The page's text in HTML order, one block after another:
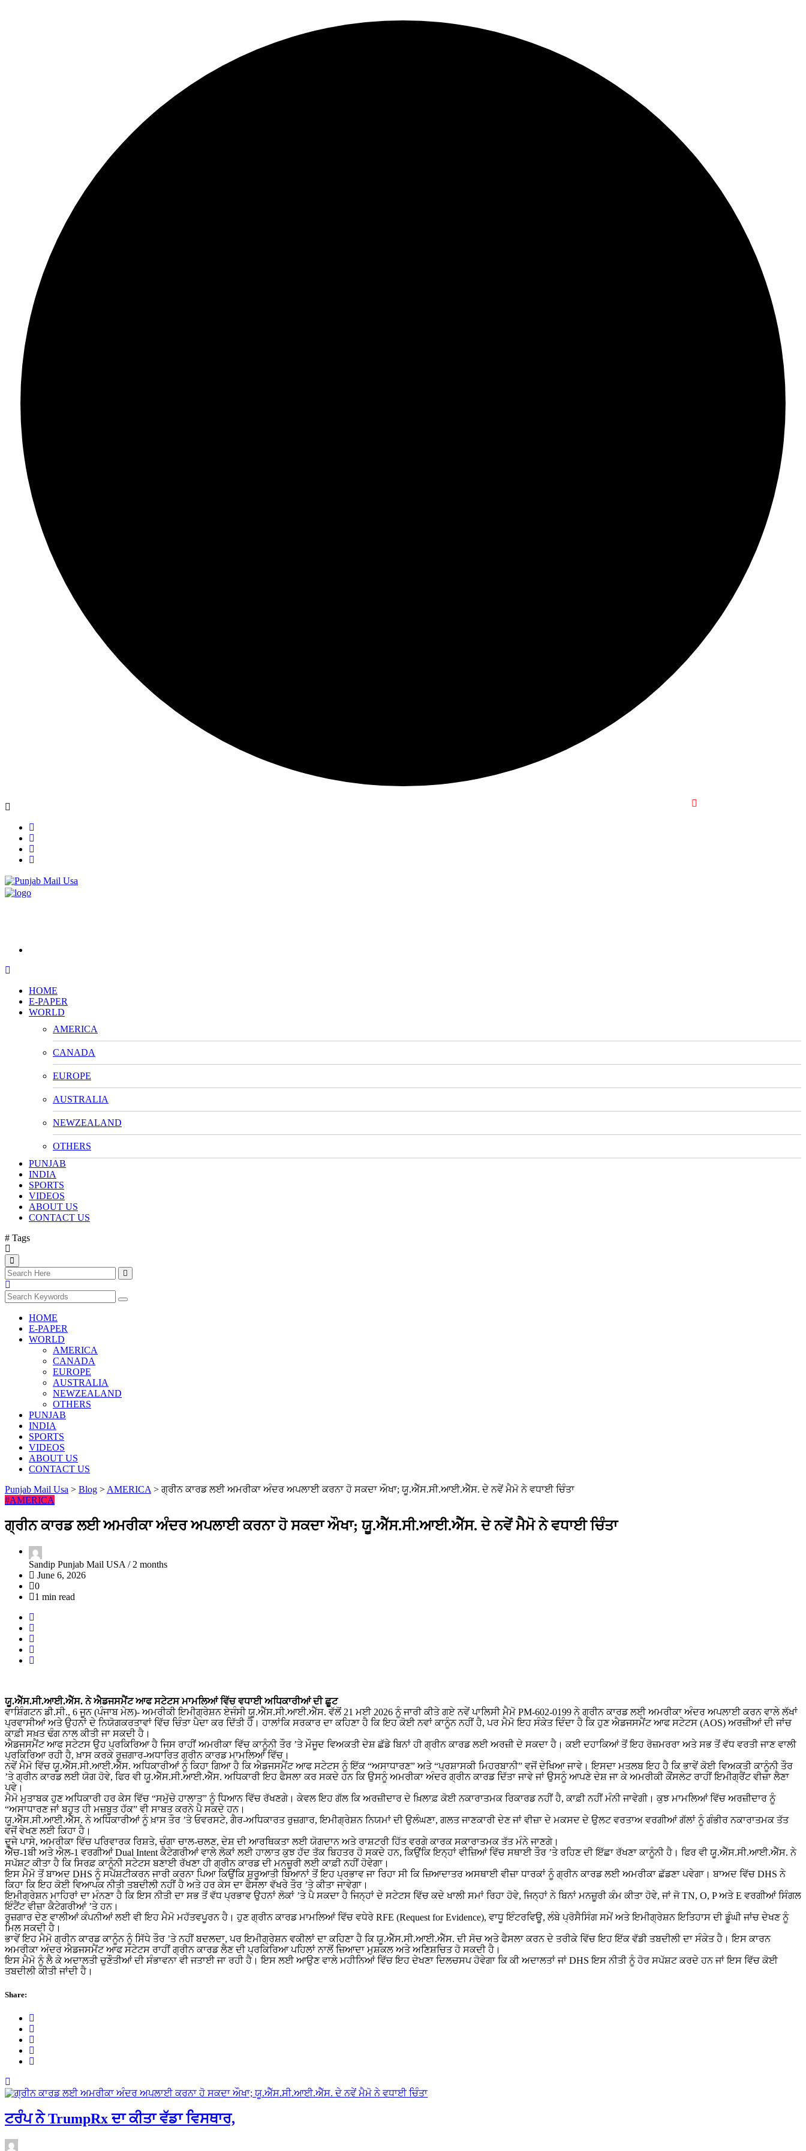
HOME
E-PAPER
WORLD
AMERICA
CANADA
EUROPE
AUSTRALIA
NEWZEALAND
OTHERS
PUNJAB
INDIA
SPORTS
VIDEOS
ABOUT US
CONTACT US
# Tags
HOME
E-PAPER
WORLD
AMERICA
CANADA
EUROPE
AUSTRALIA
NEWZEALAND
OTHERS
PUNJAB
INDIA
SPORTS
VIDEOS
ABOUT US
CONTACT US
Punjab Mail Usa > Blog > AMERICA > ਗ੍ਰੀਨ ਕਾਰਡ ਲਈ ਅਮਰੀਕਾ ਅੰਦਰ ਅਪਲਾਈ ਕਰਨਾ ਹੋ ਸਕਦਾ ਔਖਾ; ਯੂ.ਐੱਸ.ਸੀ.ਆਈ.ਐੱਸ. ਦੇ ਨਵੇਂ ਮੈਮੋ ਨੇ ਵਧਾਈ ਚਿੰਤਾ
#AMERICA
ਗ੍ਰੀਨ ਕਾਰਡ ਲਈ ਅਮਰੀਕਾ ਅੰਦਰ ਅਪਲਾਈ ਕਰਨਾ ਹੋ ਸਕਦਾ ਔਖਾ; ਯੂ.ਐੱਸ.ਸੀ.ਆਈ.ਐੱਸ. ਦੇ ਨਵੇਂ ਮੈਮੋ ਨੇ ਵਧਾਈ ਚਿੰਤਾ
Sandip Punjab Mail USA / 2 months
June 6, 2026
0
1 min read
ਯੂ.ਐੱਸ.ਸੀ.ਆਈ.ਐੱਸ. ਨੇ ਐਡਜਸਮੈਂਟ ਆਫ ਸਟੇਟਸ ਮਾਮਲਿਆਂ ਵਿੱਚ ਵਧਾਈ ਅਧਿਕਾਰੀਆਂ ਦੀ ਛੂਟ
ਵਾਸ਼ਿੰਗਟਨ ਡੀ.ਸੀ., 6 ਜੂਨ (ਪੰਜਾਬ ਮੇਲ)- ਅਮਰੀਕੀ ਇਮੀਗ੍ਰੇਸ਼ਨ ਏਜੰਸੀ ਯੂ.ਐੱਸ.ਸੀ.ਆਈ.ਐੱਸ. ਵੱਲੋਂ 21 ਮਈ 2026 ਨੂੰ ਜਾਰੀ ਕੀਤੇ ਗਏ ਨਵੇਂ ਪਾਲਿਸੀ ਮੈਮੋ PM-602-0199 ਨੇ ਗ੍ਰੀਨ ਕਾਰਡ ਲਈ ਅਮਰੀਕਾ ਅੰਦਰ ਅਪਲਾਈ ਕਰਨ ਵਾਲੇ ਲੱਖਾਂ
ਪ੍ਰਵਾਸੀਆਂ ਅਤੇ ਉਹਨਾਂ ਦੇ ਨਿਯੋਗਕਰਤਾਵਾਂ ਵਿੱਚ ਚਿੰਤਾ ਪੈਦਾ ਕਰ ਦਿੱਤੀ ਹੈ। ਹਾਲਾਂਕਿ ਸਰਕਾਰ ਦਾ ਕਹਿਣਾ ਹੈ ਕਿ ਇਹ ਕੋਈ ਨਵਾਂ ਕਾਨੂੰਨ ਨਹੀਂ ਹੈ, ਪਰ ਮੈਮੋ ਇਹ ਸੰਕੇਤ ਦਿੰਦਾ ਹੈ ਕਿ ਹੁਣ ਐਡਜਸਮੈਂਟ ਆਫ ਸਟੇਟਸ (AOS) ਅਰਜ਼ੀਆਂ ਦੀ ਜਾਂਚ
ਕਾਫ਼ੀ ਸਖ਼ਤ ਢੰਗ ਨਾਲ ਕੀਤੀ ਜਾ ਸਕਦੀ ਹੈ।
ਐਡਜਸਮੈਂਟ ਆਫ ਸਟੇਟਸ ਉਹ ਪ੍ਰਕਿਰਿਆ ਹੈ ਜਿਸ ਰਾਹੀਂ ਅਮਰੀਕਾ ਵਿੱਚ ਕਾਨੂੰਨੀ ਤੌਰ ’ਤੇ ਮੌਜੂਦ ਵਿਅਕਤੀ ਦੇਸ਼ ਛੱਡੇ ਬਿਨਾਂ ਹੀ ਗ੍ਰੀਨ ਕਾਰਡ ਲਈ ਅਰਜ਼ੀ ਦੇ ਸਕਦਾ ਹੈ। ਕਈ ਦਹਾਕਿਆਂ ਤੋਂ ਇਹ ਰੋਜ਼ਮਰਰਾ ਅਤੇ ਸਭ ਤੋਂ ਵੱਧ ਵਰਤੀ ਜਾਣ ਵਾਲੀ
ਪ੍ਰਕਿਰਿਆ ਰਹੀ ਹੈ, ਖ਼ਾਸ ਕਰਕੇ ਰੁਜ਼ਗਾਰ-ਅਧਾਰਿਤ ਗ੍ਰੀਨ ਕਾਰਡ ਮਾਮਲਿਆਂ ਵਿੱਚ।
ਨਵੇਂ ਮੈਮੋ ਵਿੱਚ ਯੂ.ਐੱਸ.ਸੀ.ਆਈ.ਐੱਸ. ਅਧਿਕਾਰੀਆਂ ਨੂੰ ਕਿਹਾ ਗਿਆ ਹੈ ਕਿ ਐਡਜਸਮੈਂਟ ਆਫ ਸਟੇਟਸ ਨੂੰ ਇੱਕ “ਅਸਾਧਾਰਣ” ਅਤੇ “ਪ੍ਰਸ਼ਾਸਕੀ ਮਿਹਰਬਾਨੀ” ਵਜੋਂ ਦੇਖਿਆ ਜਾਵੇ। ਇਸਦਾ ਮਤਲਬ ਇਹ ਹੈ ਕਿ ਭਾਵੇਂ ਕੋਈ ਵਿਅਕਤੀ ਕਾਨੂੰਨੀ ਤੌਰ
’ਤੇ ਗ੍ਰੀਨ ਕਾਰਡ ਲਈ ਯੋਗ ਹੋਵੇ, ਫਿਰ ਵੀ ਯੂ.ਐੱਸ.ਸੀ.ਆਈ.ਐੱਸ. ਅਧਿਕਾਰੀ ਇਹ ਫੈਸਲਾ ਕਰ ਸਕਦੇ ਹਨ ਕਿ ਉਸਨੂੰ ਅਮਰੀਕਾ ਅੰਦਰ ਗ੍ਰੀਨ ਕਾਰਡ ਦਿੱਤਾ ਜਾਵੇ ਜਾਂ ਉਸਨੂੰ ਆਪਣੇ ਦੇਸ਼ ਜਾ ਕੇ ਅਮਰੀਕੀ ਕੌਂਸਲੇਟ ਰਾਹੀਂ ਇਮੀਗ੍ਰੈਂਟ ਵੀਜ਼ਾ ਲੈਣਾ
ਪਵੇ।
ਮੈਮੋ ਮੁਤਾਬਕ ਹੁਣ ਅਧਿਕਾਰੀ ਹਰ ਕੇਸ ਵਿੱਚ “ਸਮੁੱਚੇ ਹਾਲਾਤ” ਨੂੰ ਧਿਆਨ ਵਿੱਚ ਰੱਖਣਗੇ। ਕੇਵਲ ਇਹ ਗੱਲ ਕਿ ਅਰਜ਼ੀਦਾਰ ਦੇ ਖ਼ਿਲਾਫ਼ ਕੋਈ ਨਕਾਰਾਤਮਕ ਰਿਕਾਰਡ ਨਹੀਂ ਹੈ, ਕਾਫ਼ੀ ਨਹੀਂ ਮੰਨੀ ਜਾਵੇਗੀ। ਕੁਝ ਮਾਮਲਿਆਂ ਵਿੱਚ ਅਰਜ਼ੀਦਾਰ ਨੂੰ
“ਅਸਾਧਾਰਣ ਜਾਂ ਬਹੁਤ ਹੀ ਮਜ਼ਬੂਤ ਹੱਕ” ਵੀ ਸਾਬਤ ਕਰਨੇ ਪੈ ਸਕਦੇ ਹਨ।
ਯੂ.ਐੱਸ.ਸੀ.ਆਈ.ਐੱਸ. ਨੇ ਅਧਿਕਾਰੀਆਂ ਨੂੰ ਖ਼ਾਸ ਤੌਰ ’ਤੇ ਓਵਰਸਟੇ, ਗੈਰ-ਅਧਿਕਾਰਤ ਰੁਜ਼ਗਾਰ, ਇਮੀਗ੍ਰੇਸ਼ਨ ਨਿਯਮਾਂ ਦੀ ਉਲੰਘਣਾ, ਗਲਤ ਜਾਣਕਾਰੀ ਦੇਣ ਜਾਂ ਵੀਜ਼ਾ ਦੇ ਮਕਸਦ ਦੇ ਉਲਟ ਵਰਤਾਅ ਵਰਗੀਆਂ ਗੱਲਾਂ ਨੂੰ ਗੰਭੀਰ ਨਕਾਰਾਤਮਕ ਤੱਤ
ਵਜੋਂ ਵੇਖਣ ਲਈ ਕਿਹਾ ਹੈ।
ਦੂਜੇ ਪਾਸੇ, ਅਮਰੀਕਾ ਵਿੱਚ ਪਰਿਵਾਰਕ ਰਿਸ਼ਤੇ, ਚੰਗਾ ਚਾਲ-ਚਲਣ, ਦੇਸ਼ ਦੀ ਆਰਥਿਕਤਾ ਲਈ ਯੋਗਦਾਨ ਅਤੇ ਰਾਸ਼ਟਰੀ ਹਿੱਤ ਵਰਗੇ ਕਾਰਕ ਸਕਾਰਾਤਮਕ ਤੱਤ ਮੰਨੇ ਜਾਣਗੇ।
ਐੱਚ-1ਬੀ ਅਤੇ ਐਲ-1 ਵਰਗੀਆਂ Dual Intent ਕੈਟੇਗਰੀਆਂ ਵਾਲੇ ਲੋਕਾਂ ਲਈ ਹਾਲਾਤ ਕੁਝ ਹੱਦ ਤੱਕ ਬਿਹਤਰ ਹੋ ਸਕਦੇ ਹਨ, ਕਿਉਂਕਿ ਇਨ੍ਹਾਂ ਵੀਜ਼ਿਆਂ ਵਿੱਚ ਸਥਾਈ ਤੌਰ ’ਤੇ ਰਹਿਣ ਦੀ ਇੱਛਾ ਰੱਖਣਾ ਕਾਨੂੰਨੀ ਹੈ। ਫਿਰ ਵੀ ਯੂ.ਐੱਸ.ਸੀ.ਆਈ.ਐੱਸ. ਨੇ
ਸਪੱਸ਼ਟ ਕੀਤਾ ਹੈ ਕਿ ਸਿਰਫ਼ ਕਾਨੂੰਨੀ ਸਟੇਟਸ ਬਣਾਈ ਰੱਖਣਾ ਹੀ ਗ੍ਰੀਨ ਕਾਰਡ ਦੀ ਮਨਜ਼ੂਰੀ ਲਈ ਕਾਫ਼ੀ ਨਹੀਂ ਹੋਵੇਗਾ।
ਇਸ ਮੈਮੋ ਤੋਂ ਬਾਅਦ DHS ਨੂੰ ਸਪੱਸ਼ਟੀਕਰਨ ਜਾਰੀ ਕਰਨਾ ਪਿਆ ਕਿਉਂਕਿ ਸ਼ੁਰੂਆਤੀ ਬਿਆਨਾਂ ਤੋਂ ਇਹ ਪ੍ਰਭਾਵ ਜਾ ਰਿਹਾ ਸੀ ਕਿ ਜ਼ਿਆਦਾਤਰ ਅਸਥਾਈ ਵੀਜ਼ਾ ਧਾਰਕਾਂ ਨੂੰ ਗ੍ਰੀਨ ਕਾਰਡ ਲਈ ਅਮਰੀਕਾ ਛੱਡਣਾ ਪਵੇਗਾ। ਬਾਅਦ ਵਿੱਚ DHS ਨੇ
ਕਿਹਾ ਕਿ ਇਹ ਕੋਈ ਵਿਆਪਕ ਨੀਤੀ ਤਬਦੀਲੀ ਨਹੀਂ ਹੈ ਅਤੇ ਹਰ ਕੇਸ ਦਾ ਫੈਸਲਾ ਵੱਖਰੇ ਤੌਰ ’ਤੇ ਕੀਤਾ ਜਾਵੇਗਾ।
ਇਮੀਗ੍ਰੇਸ਼ਨ ਮਾਹਿਰਾਂ ਦਾ ਮੰਨਣਾ ਹੈ ਕਿ ਇਸ ਨੀਤੀ ਦਾ ਸਭ ਤੋਂ ਵੱਧ ਪ੍ਰਭਾਵ ਉਹਨਾਂ ਲੋਕਾਂ ’ਤੇ ਪੈ ਸਕਦਾ ਹੈ ਜਿਨ੍ਹਾਂ ਦੇ ਸਟੇਟਸ ਵਿੱਚ ਕਦੇ ਖਾਲੀ ਸਮਾਂ ਰਿਹਾ ਹੋਵੇ, ਜਿਨ੍ਹਾਂ ਨੇ ਬਿਨਾਂ ਮਨਜ਼ੂਰੀ ਕੰਮ ਕੀਤਾ ਹੋਵੇ, ਜਾਂ ਜੋ TN, O, P ਅਤੇ E ਵਰਗੀਆਂ ਸਿੰਗਲ
ਇੰਟੈਂਟ ਵੀਜ਼ਾ ਕੈਟੇਗਰੀਆਂ ’ਤੇ ਹਨ।
ਰੁਜ਼ਗਾਰ ਦੇਣ ਵਾਲੀਆਂ ਕੰਪਨੀਆਂ ਲਈ ਵੀ ਇਹ ਮੈਮੋ ਮਹੱਤਵਪੂਰਨ ਹੈ। ਹੁਣ ਗ੍ਰੀਨ ਕਾਰਡ ਮਾਮਲਿਆਂ ਵਿੱਚ ਵਧੇਰੇ RFE (Request for Evidence), ਵਾਧੂ ਇੰਟਰਵਿਊ, ਲੰਬੇ ਪ੍ਰੋਸੈਸਿੰਗ ਸਮੇਂ ਅਤੇ ਇਮੀਗ੍ਰੇਸ਼ਨ ਇਤਿਹਾਸ ਦੀ ਡੂੰਘੀ ਜਾਂਚ ਦੇਖਣ ਨੂੰ
ਮਿਲ ਸਕਦੀ ਹੈ।
ਭਾਵੇਂ ਇਹ ਮੈਮੋ ਗ੍ਰੀਨ ਕਾਰਡ ਕਾਨੂੰਨ ਨੂੰ ਸਿੱਧੇ ਤੌਰ ’ਤੇ ਨਹੀਂ ਬਦਲਦਾ, ਪਰ ਇਮੀਗ੍ਰੇਸ਼ਨ ਵਕੀਲਾਂ ਦਾ ਕਹਿਣਾ ਹੈ ਕਿ ਯੂ.ਐੱਸ.ਸੀ.ਆਈ.ਐੱਸ. ਦੀ ਸੋਚ ਅਤੇ ਫੈਸਲਾ ਕਰਨ ਦੇ ਤਰੀਕੇ ਵਿੱਚ ਇਹ ਇੱਕ ਵੱਡੀ ਤਬਦੀਲੀ ਦਾ ਸੰਕੇਤ ਹੈ। ਇਸ ਕਾਰਨ
ਅਮਰੀਕਾ ਅੰਦਰ ਐਡਜਸਮੈਂਟ ਆਫ ਸਟੇਟਸ ਰਾਹੀਂ ਗ੍ਰੀਨ ਕਾਰਡ ਲੈਣ ਦੀ ਪ੍ਰਕਿਰਿਆ ਪਹਿਲਾਂ ਨਾਲੋਂ ਜ਼ਿਆਦਾ ਮੁਸ਼ਕਲ ਅਤੇ ਅਣਿਸ਼ਚਿਤ ਹੋ ਸਕਦੀ ਹੈ।
ਇਸ ਮੈਮੋ ਨੂੰ ਲੈ ਕੇ ਅਦਾਲਤੀ ਚੁਣੌਤੀਆਂ ਦੀ ਸੰਭਾਵਨਾ ਵੀ ਜਤਾਈ ਜਾ ਰਹੀ ਹੈ। ਇਸ ਲਈ ਆਉਣ ਵਾਲੇ ਮਹੀਨਿਆਂ ਵਿੱਚ ਇਹ ਦੇਖਣਾ ਦਿਲਚਸਪ ਹੋਵੇਗਾ ਕਿ ਕੀ ਅਦਾਲਤਾਂ ਜਾਂ DHS ਇਸ ਨੀਤੀ ਨੂੰ ਹੋਰ ਸਪੱਸ਼ਟ ਕਰਦੇ ਹਨ ਜਾਂ ਇਸ ਵਿੱਚ ਕੋਈ
ਤਬਦੀਲੀ ਕੀਤੀ ਜਾਂਦੀ ਹੈ।
Share:
ਟਰੰਪ ਨੇ TrumpRx ਦਾ ਕੀਤਾ ਵੱਡਾ ਵਿਸਥਾਰ,